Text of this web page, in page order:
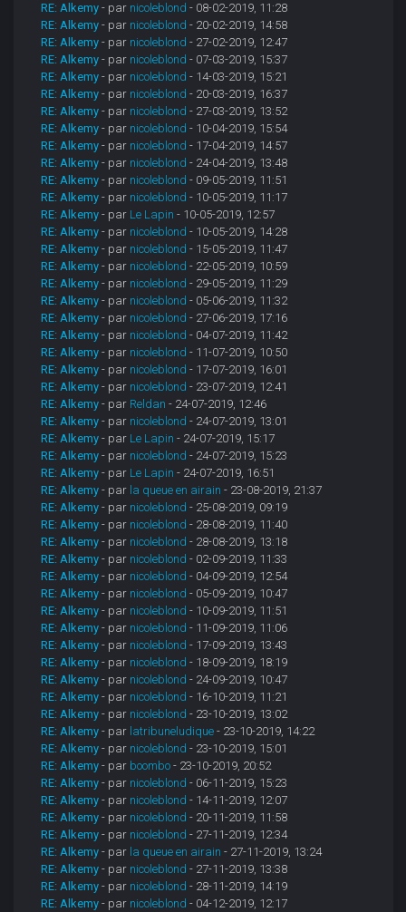
RE: Alkemy - par nicoleblond - 08-02-2019, 11:28
RE: Alkemy - par nicoleblond - 20-02-2019, 14:58
RE: Alkemy - par nicoleblond - 27-02-2019, 12:47
RE: Alkemy - par nicoleblond - 07-03-2019, 15:37
RE: Alkemy - par nicoleblond - 14-03-2019, 15:21
RE: Alkemy - par nicoleblond - 20-03-2019, 16:37
RE: Alkemy - par nicoleblond - 27-03-2019, 13:52
RE: Alkemy - par nicoleblond - 10-04-2019, 15:54
RE: Alkemy - par nicoleblond - 17-04-2019, 14:57
RE: Alkemy - par nicoleblond - 24-04-2019, 13:48
RE: Alkemy - par nicoleblond - 09-05-2019, 11:51
RE: Alkemy - par nicoleblond - 10-05-2019, 11:17
RE: Alkemy - par Le Lapin - 10-05-2019, 12:57
RE: Alkemy - par nicoleblond - 10-05-2019, 14:28
RE: Alkemy - par nicoleblond - 15-05-2019, 11:47
RE: Alkemy - par nicoleblond - 22-05-2019, 10:59
RE: Alkemy - par nicoleblond - 29-05-2019, 11:29
RE: Alkemy - par nicoleblond - 05-06-2019, 11:32
RE: Alkemy - par nicoleblond - 27-06-2019, 17:16
RE: Alkemy - par nicoleblond - 04-07-2019, 11:42
RE: Alkemy - par nicoleblond - 11-07-2019, 10:50
RE: Alkemy - par nicoleblond - 17-07-2019, 16:01
RE: Alkemy - par nicoleblond - 23-07-2019, 12:41
RE: Alkemy - par Reldan - 24-07-2019, 12:46
RE: Alkemy - par nicoleblond - 24-07-2019, 13:01
RE: Alkemy - par Le Lapin - 24-07-2019, 15:17
RE: Alkemy - par nicoleblond - 24-07-2019, 15:23
RE: Alkemy - par Le Lapin - 24-07-2019, 16:51
RE: Alkemy - par la queue en airain - 23-08-2019, 21:37
RE: Alkemy - par nicoleblond - 25-08-2019, 09:19
RE: Alkemy - par nicoleblond - 28-08-2019, 11:40
RE: Alkemy - par nicoleblond - 28-08-2019, 13:18
RE: Alkemy - par nicoleblond - 02-09-2019, 11:33
RE: Alkemy - par nicoleblond - 04-09-2019, 12:54
RE: Alkemy - par nicoleblond - 05-09-2019, 10:47
RE: Alkemy - par nicoleblond - 10-09-2019, 11:51
RE: Alkemy - par nicoleblond - 11-09-2019, 11:06
RE: Alkemy - par nicoleblond - 17-09-2019, 13:43
RE: Alkemy - par nicoleblond - 18-09-2019, 18:19
RE: Alkemy - par nicoleblond - 24-09-2019, 10:47
RE: Alkemy - par nicoleblond - 16-10-2019, 11:21
RE: Alkemy - par nicoleblond - 23-10-2019, 13:02
RE: Alkemy - par latribuneludique - 23-10-2019, 14:22
RE: Alkemy - par nicoleblond - 23-10-2019, 15:01
RE: Alkemy - par boombo - 23-10-2019, 20:52
RE: Alkemy - par nicoleblond - 06-11-2019, 15:23
RE: Alkemy - par nicoleblond - 14-11-2019, 12:07
RE: Alkemy - par nicoleblond - 20-11-2019, 11:58
RE: Alkemy - par nicoleblond - 27-11-2019, 12:34
RE: Alkemy - par la queue en airain - 27-11-2019, 13:24
RE: Alkemy - par nicoleblond - 27-11-2019, 13:38
RE: Alkemy - par nicoleblond - 28-11-2019, 14:19
RE: Alkemy - par nicoleblond - 04-12-2019, 12:17